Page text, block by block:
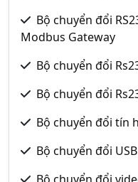
Bộ chuyển đổi
Modbus Gateway
Bộ chuyển đổi
Bộ chuyển đổi
Bộ chuyển đổi tín
Bộ chuyển đổi
Bộ chuyển đổi